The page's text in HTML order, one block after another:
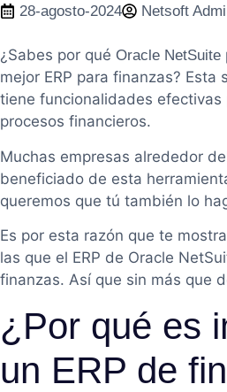
28-agosto-2024 Netsoft
¿Sabes por qué Oracle NetSuite
mejor ERP para finanzas? Esta
tiene funcionalidades
procesos financieros.
Muchas empresas alrededor
beneficiado de esta
queremos que tú también lo
Es por esta razón que te
las que el ERP de Oracle
finanzas. Así que sin más que
¿Por qué es
un ERP de